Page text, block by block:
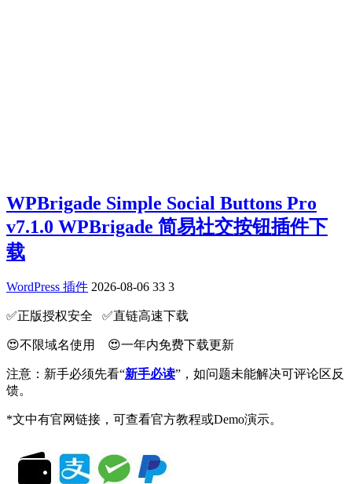
WPBrigade Simple Social Buttons Pro
v7.1.0 WPBrigade 简易社交按钮插件下
载
WordPress 插件 2026-08-06 33 3
✅️正版授权安全 ✅️直链高速下载
😍不限域名使用 😍一年内免费下载更新
注意：新手必须先看“新手必读”，如问题未能解决可评论区反
馈。
*文中有官网链接，可查看官方教程或Demo演示。